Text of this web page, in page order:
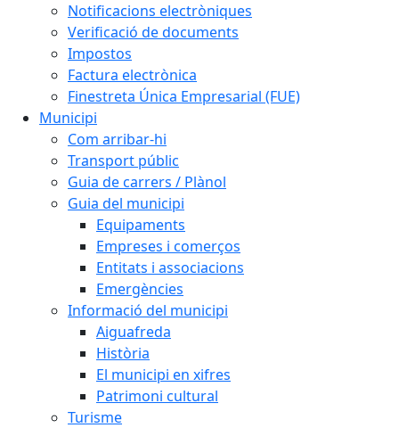
Notificacions electròniques
Verificació de documents
Impostos
Factura electrònica
Finestreta Única Empresarial (FUE)
Municipi
Com arribar-hi
Transport públic
Guia de carrers / Plànol
Guia del municipi
Equipaments
Empreses i comerços
Entitats i associacions
Emergències
Informació del municipi
Aiguafreda
Història
El municipi en xifres
Patrimoni cultural
Turisme